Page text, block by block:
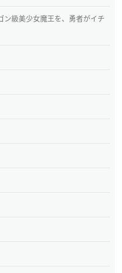
級美少女魔王を、勇者がイチ